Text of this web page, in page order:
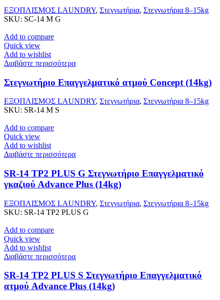
ΕΞΟΠΛΙΣΜΟΣ LAUNDRY, Στεγνωτήρια, Στεγνωτήρια 8–15kg
SKU: SC-14 M G
Add to compare
Quick view
Add to wishlist
Διαβάστε περισσότερα
Στεγνωτήριο Επαγγελματικό ατμού Concept (14kg)
ΕΞΟΠΛΙΣΜΟΣ LAUNDRY, Στεγνωτήρια, Στεγνωτήρια 8–15kg
SKU: SR-14 M S
Add to compare
Quick view
Add to wishlist
Διαβάστε περισσότερα
SR-14 TP2 PLUS G Στεγνωτήριο Επαγγελματικό
γκαζιού Advance Plus (14kg)
ΕΞΟΠΛΙΣΜΟΣ LAUNDRY, Στεγνωτήρια, Στεγνωτήρια 8–15kg
SKU: SR-14 TP2 PLUS G
Add to compare
Quick view
Add to wishlist
Διαβάστε περισσότερα
SR-14 TP2 PLUS S Στεγνωτήριο Επαγγελματικό
ατμού Advance Plus (14kg)